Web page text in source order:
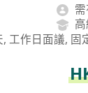
工作日面議, 固